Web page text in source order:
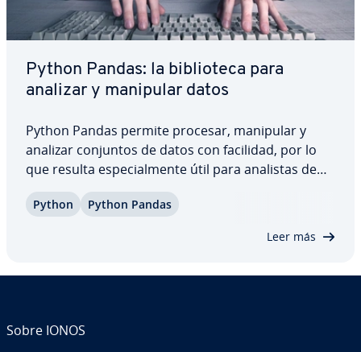
Python Pandas: la bi­blio­te­ca para
analizar y manipular datos
Python Pandas permite procesar, manipular y
analizar conjuntos de datos con facilidad, por lo
que resulta es­pe­cia­l­me­n­te útil para analistas de
de utilizar la bi­blio­te­ca Pandas y te ex­pli­ca­mos
Python Python Pandas
Leer más
Sobre IONOS